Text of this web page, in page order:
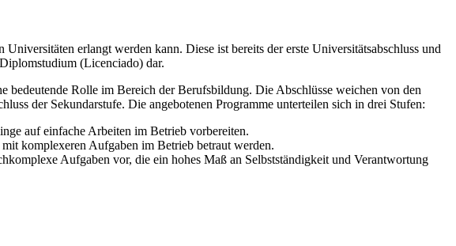
erlangt werden kann. Diese ist bereits der erste Universitätsabschluss und
(Licenciado) dar.
Rolle im Bereich der Berufsbildung. Die Abschlüsse weichen von den
der Sekundarstufe. Die angebotenen Programme unterteilen sich in drei Stufen:
auf einfache Arbeiten im Betrieb vorbereiten.
komplexeren Aufgaben im Betrieb betraut werden.
Aufgaben vor, die ein hohes Maß an Selbstständigkeit und Verantwortung